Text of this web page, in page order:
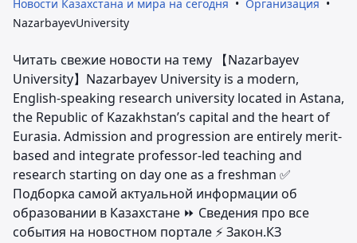
Новости Казахстана и мира на сегодня
Организация
NazarbayevUniversity
Читать свежие новости на тему 【Nazarbayev
University】Nazarbayev University is a modern,
English-speaking research university located in Astana,
the Republic of Kazakhstan’s capital and the heart of
Eurasia. Admission and progression are entirely merit-
based and integrate professor-led teaching and
research starting on day one as a freshman ✅
Подборка самой актуальной информации об
образовании в Казахстане ⏩ Сведения про все
события на новостном портале ⚡️ Закон.КЗ